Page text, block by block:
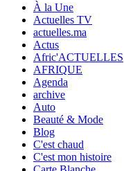
À la Une
Actuelles TV
actuelles.ma
Actus
Afric'ACTUELLES
AFRIQUE
Agenda
archive
Auto
Beauté & Mode
Blog
C'est chaud
C'est mon histoire